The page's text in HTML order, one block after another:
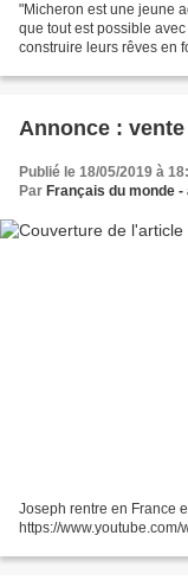
"Micheron est une jeune
que tout est possible
construire leurs rêves en
Annonce :
Publié le 18/05/2019 à
Par Français du monde
Joseph rentre en France
https://